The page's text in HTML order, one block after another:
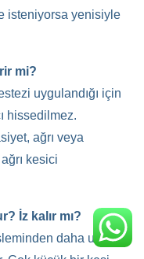
isteniyorsa yenisiyle
mi?
uygulandığı için
hissedilmez.
ağrı veya
kesici
İz kalır mı?
daha uzun